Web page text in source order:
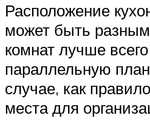
Расположение
может быть
комнат лучше
параллельную
случае, как
места для